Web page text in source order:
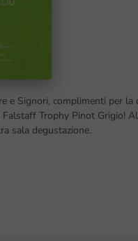
e Signori, complimenti per la
Trophy Pinot Grigio!
sala degustazione.